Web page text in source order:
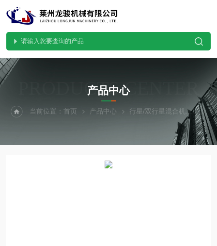
PRODUCTS CENTER
产品中心
当前位置：首页 产品中心 行星/双行星混合机 双行